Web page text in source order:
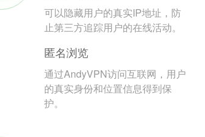
可以隐藏用户的真实IP地址，防
止第三方追踪用户的在线活动。
匿名浏览
通过AndyVPN访问互联网，用户
的真实身份和位置信息得到保
护。